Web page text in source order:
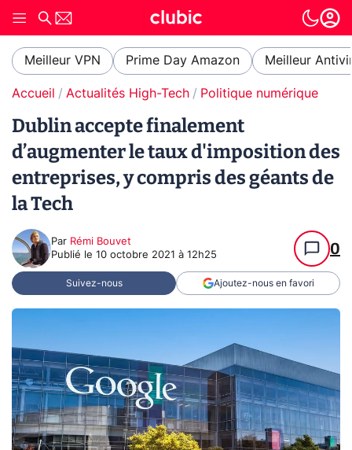
Meilleur VPN Prime Day Amazon Meilleur
Accueil Actualités High-Tech Politique numérique
Dublin accepte finalement
d’augmenter le taux d'imposition des
entreprises, y compris des géants de
la Tech
Par Rémi Bouvet
Publié le 10 octobre 2021 à 12h25 0
Suivez-nous Ajoutez-nous en favori